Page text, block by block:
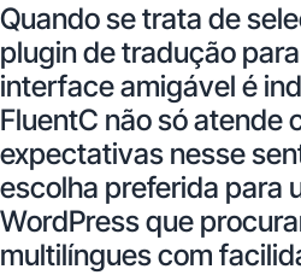
Quando se trata de
plugin de tradução
interface amigável é
FluentC não só atende
expectativas nesse
escolha preferida para
WordPress que
multilíngues com